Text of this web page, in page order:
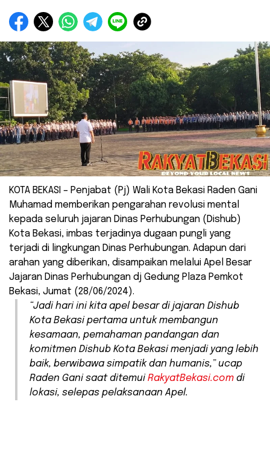
KOTA BEKASI – Penjabat (Pj) Wali Kota Bekasi Raden Gani
Muhamad memberikan pengarahan revolusi mental
kepada seluruh jajaran Dinas Perhubungan (Dishub)
Kota Bekasi, imbas terjadinya dugaan pungli yang
terjadi di lingkungan Dinas Perhubungan. Adapun dari
arahan yang diberikan, disampaikan melalui Apel Besar
Jajaran Dinas Perhubungan dj Gedung Plaza Pemkot
Bekasi, Jumat (28/06/2024).
“Jadi hari ini kita apel besar di jajaran Dishub
Kota Bekasi pertama untuk membangun
kesamaan, pemahaman pandangan dan
komitmen Dishub Kota Bekasi menjadi yang lebih
baik, berwibawa simpatik dan humanis,” ucap
Raden Gani saat ditemui RakyatBekasi.com di
lokasi, selepas pelaksanaan Apel.